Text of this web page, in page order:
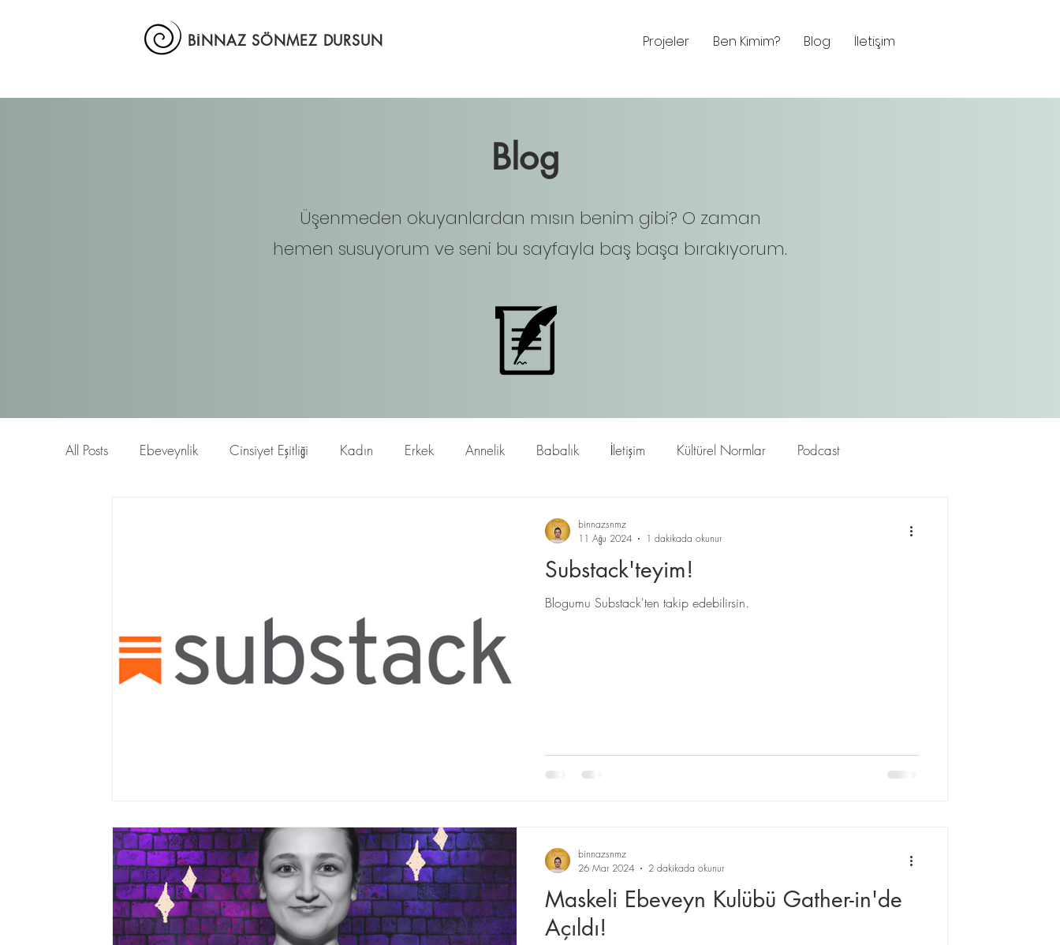
BİNNAZ SÖNMEZ DURSUN Projeler Ben Kimim? Blog İletişim
Blog
Üşenmeden okuyanlardan mısın benim gibi? O zaman
hemen susuyorum ve seni bu sayfayla baş başa bırakıyorum.
All Posts Ebeveynlik Cinsiyet Eşitliği Kadın Erkek Annelik Babalık İletişim Kültürel Normlar Podcast
Substack'teyim!
Blogumu Substack'ten takip edebilirsin.
binnazsnmz
11 Ağu 2024
1 dakikada okunur
Maskeli Ebeveyn Kulübü Gather-in'de
Açıldı!
binnazsnmz
26 Mar 2024
2 dakikada okunur